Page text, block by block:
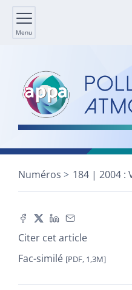
Menu
Numéros 184 | 2004 :
Citer cet article
Fac-similé [PDF, 1,3M]